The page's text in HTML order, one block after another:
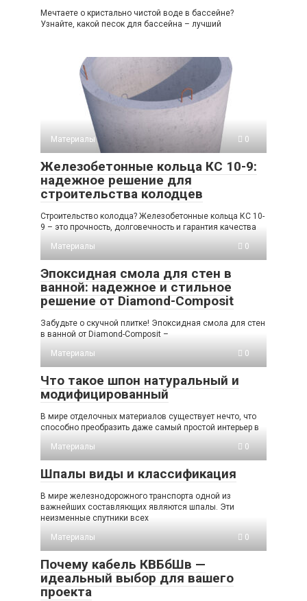
Мечтаете о кристально чистой воде в бассейне?
Узнайте, какой песок для бассейна – лучший
Материалы 0
Железобетонные кольца КС 10-9:
надежное решение для
строительства колодцев
Строительство колодца? Железобетонные кольца КС 10-
9 – это прочность, долговечность и гарантия качества
Материалы
0
Эпоксидная смола для стен в
ванной: надежное и стильное
решение от Diamond-Composit
Забудьте о скучной плитке! Эпоксидная смола для стен
в ванной от Diamond-Composit –
Материалы
0
Что такое шпон натуральный и
модифицированный
В мире отделочных материалов существует нечто, что
способно преобразить даже самый простой интерьер в
Материалы
0
Шпалы виды и классификация
В мире железнодорожного транспорта одной из
важнейших составляющих являются шпалы. Эти
неизменные спутники всех
Материалы
0
Почему кабель КВБбШв —
идеальный выбор для вашего
проекта